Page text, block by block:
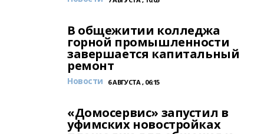
В общежитии колледжа
горной промышленности
завершается капитальный
ремонт
Новости 6 АВГУСТА , 06:15
«Домосервис» запустил в
уфимских новостройках